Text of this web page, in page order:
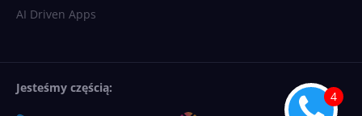
AI Driven Apps
Jesteśmy częścią: